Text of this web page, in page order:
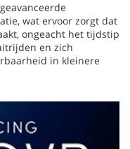
wat ervoor zorgt dat
ongeacht het tijdstip
en zich
in kleinere